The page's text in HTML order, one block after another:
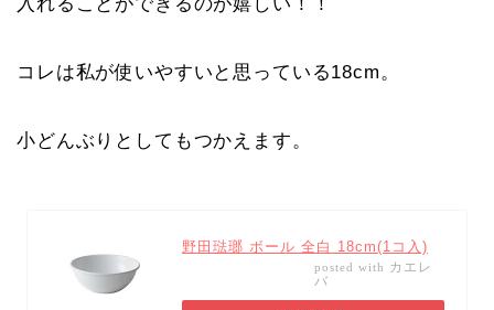
コレは私が使いやすいと思っている18cm。
小どんぶりとしてもつかえます。
野田琺瑯 ボール 全白 18cm(1コ入)
posted with カエレ
バ